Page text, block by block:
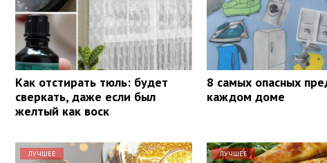
Как отстирать тюль: будет
сверкать, даже если был
желтый как воск
8 самых опасных
каждом доме
ЛУЧШЕЕ ЛУЧШЕЕ